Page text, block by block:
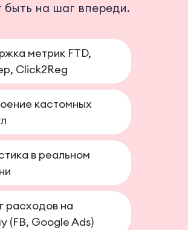
быть на шаг впереди.
метрик FTD,
Click2Reg
кастомных
в реальном
расходов на
(FB, Google Ads)